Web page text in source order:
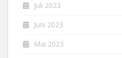
Juli 2023
Juni 2023
Mai 2023